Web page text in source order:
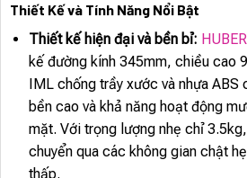
Thiết Kế và Tính Năng Nổi Bật
Thiết kế hiện đại và bền bỉ:
kế đường kính 345mm, chiều cao
IML chống trầy xước và nhựa
bền cao và khả năng hoạt động
mặt. Với trọng lượng nhẹ chỉ
chuyển qua các không gian chật
thấp.